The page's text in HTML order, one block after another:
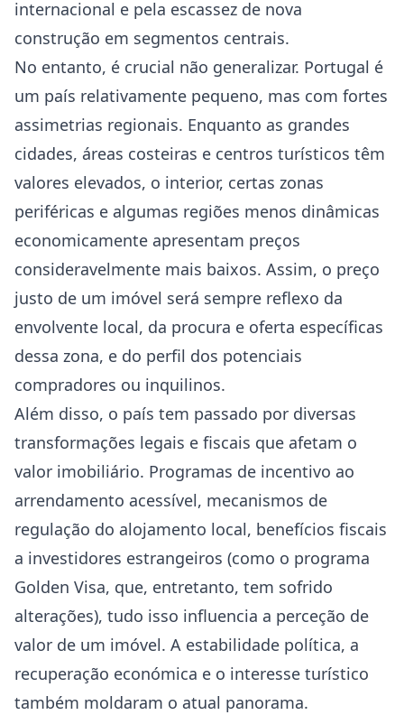
internacional e pela escassez de nova
construção em segmentos centrais.
No entanto, é crucial não generalizar. Portugal é
um país relativamente pequeno, mas com fortes
assimetrias regionais. Enquanto as grandes
cidades, áreas costeiras e centros turísticos têm
valores elevados, o interior, certas zonas
periféricas e algumas regiões menos dinâmicas
economicamente apresentam preços
consideravelmente mais baixos. Assim, o preço
justo de um imóvel será sempre reflexo da
envolvente local, da procura e oferta específicas
dessa zona, e do perfil dos potenciais
compradores ou inquilinos.
Além disso, o país tem passado por diversas
transformações legais e fiscais que afetam o
valor imobiliário. Programas de incentivo ao
arrendamento acessível, mecanismos de
regulação do alojamento local, benefícios fiscais
a investidores estrangeiros (como o programa
Golden Visa, que, entretanto, tem sofrido
alterações), tudo isso influencia a perceção de
valor de um imóvel. A estabilidade política, a
recuperação económica e o interesse turístico
também moldaram o atual panorama.